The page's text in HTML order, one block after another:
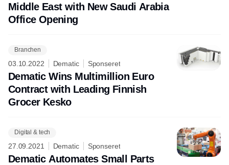
Middle East with New Saudi Arabia
Office Opening
Branchen
03.10.2022 Dematic Sponseret
Dematic Wins Multimillion Euro
Contract with Leading Finnish
Grocer Kesko
Digital & tech
27.09.2021 Dematic Sponseret
Dematic Automates Small Parts